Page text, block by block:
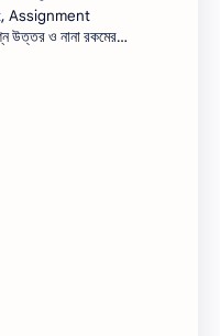
Assignment
ও নানা রকমের